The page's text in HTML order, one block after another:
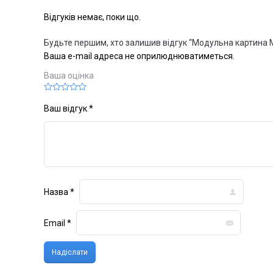
Відгуків немає, поки що.
Будьте першим, хто залишив відгук “Модульна картина
Ваша e-mail адреса не оприлюднюватиметься.
Ваша оцінка
Ваш відгук*
Назва *
Email *